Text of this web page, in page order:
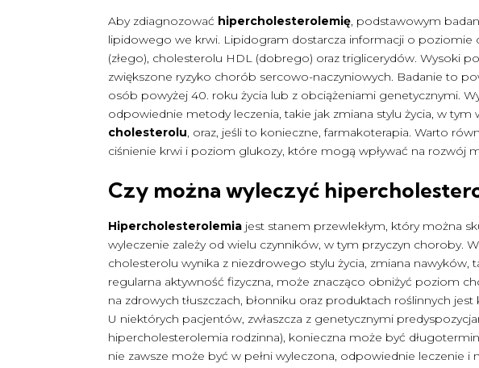
Aby zdiagnozować hipercholesterolemię , podstawowym
lipidowego we krwi. Lipidogram dostarcza informacji o poziomie
(złego), cholesterolu HDL (dobrego) oraz triglicerydów. Wysoki
zwiększone ryzyko chorób sercowo-naczyniowych. Badanie to
osób powyżej 40. roku życia lub z obciążeniami genetycznymi.
odpowiednie metody leczenia, takie jak zmiana stylu życia, w tym
cholesterolu , oraz, jeśli to konieczne, farmakoterapia. Warto
ciśnienie krwi i poziom glukozy, które mogą wpływać na rozwój
Czy można wyleczyć
Hipercholesterolemia jest stanem przewlekłym, który można
wyleczenie zależy od wielu czynników, w tym przyczyn choroby.
cholesterolu wynika z niezdrowego stylu życia, zmiana
regularna aktywność fizyczna, może znacząco obniżyć poziom
na zdrowych tłuszczach, błonniku oraz produktach roślinnych
U niektórych pacjentów, zwłaszcza z genetycznymi
hipercholesterolemia rodzinna), konieczna może być
nie zawsze może być w pełni wyleczona, odpowiednie leczenie i